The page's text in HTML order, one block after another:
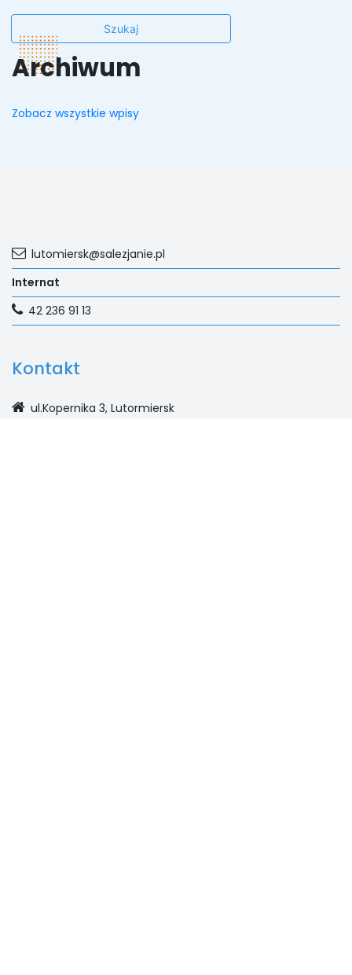
Archiwum
Zobacz wszystkie wpisy
Kontakt
ul.Kopernika 3, Lutormiersk
lutomiersk@salezjanie.pl
Internat
42 236 91 13